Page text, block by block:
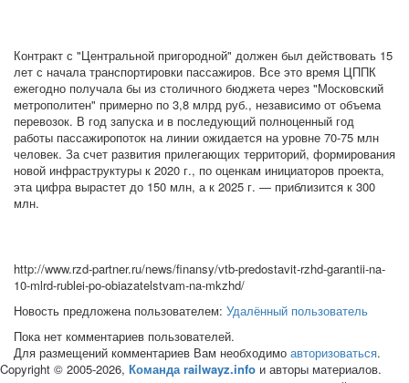
Контракт с "Центральной пригородной" должен был действовать 15
лет с начала транспортировки пассажиров. Все это время ЦППК
ежегодно получала бы из столичного бюджета через "Московский
метрополитен" примерно по 3,8 млрд руб., независимо от объема
перевозок. В год запуска и в последующий полноценный год
работы пассажиропоток на линии ожидается на уровне 70-75 млн
человек. За счет развития прилегающих территорий, формирования
новой инфраструктуры к 2020 г., по оценкам инициаторов проекта,
эта цифра вырастет до 150 млн, а к 2025 г. — приблизится к 300
млн.
http://www.rzd-partner.ru/news/finansy/vtb-predostavit-rzhd-garantii-na-
10-mlrd-rublei-po-obiazatelstvam-na-mkzhd/
Новость предложена пользователем: Удалённый пользователь
Пока нет комментариев пользователей.
Для размещений комментариев Вам необходимо авторизоваться.
Copyright © 2005-2026, Команда railwayz.info и авторы материалов.